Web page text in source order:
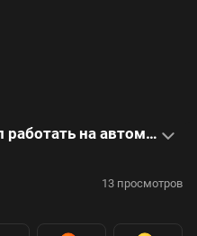
Депутат-миллионер начал работать на автомойке — видео
13 просмотров